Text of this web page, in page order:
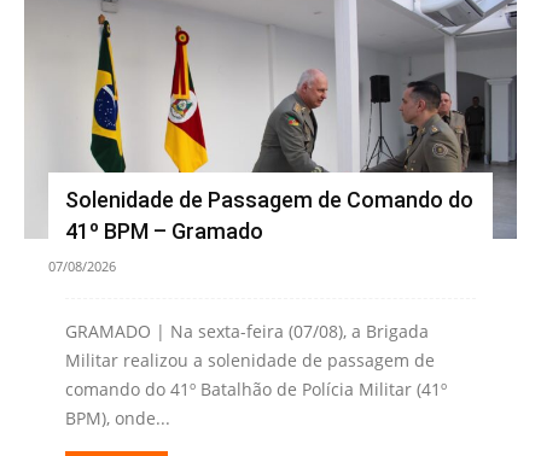
Solenidade de Passagem de Comando do
41º BPM – Gramado
07/08/2026
GRAMADO | Na sexta-feira (07/08), a Brigada
Militar realizou a solenidade de passagem de
comando do 41º Batalhão de Polícia Militar (41º
BPM), onde...